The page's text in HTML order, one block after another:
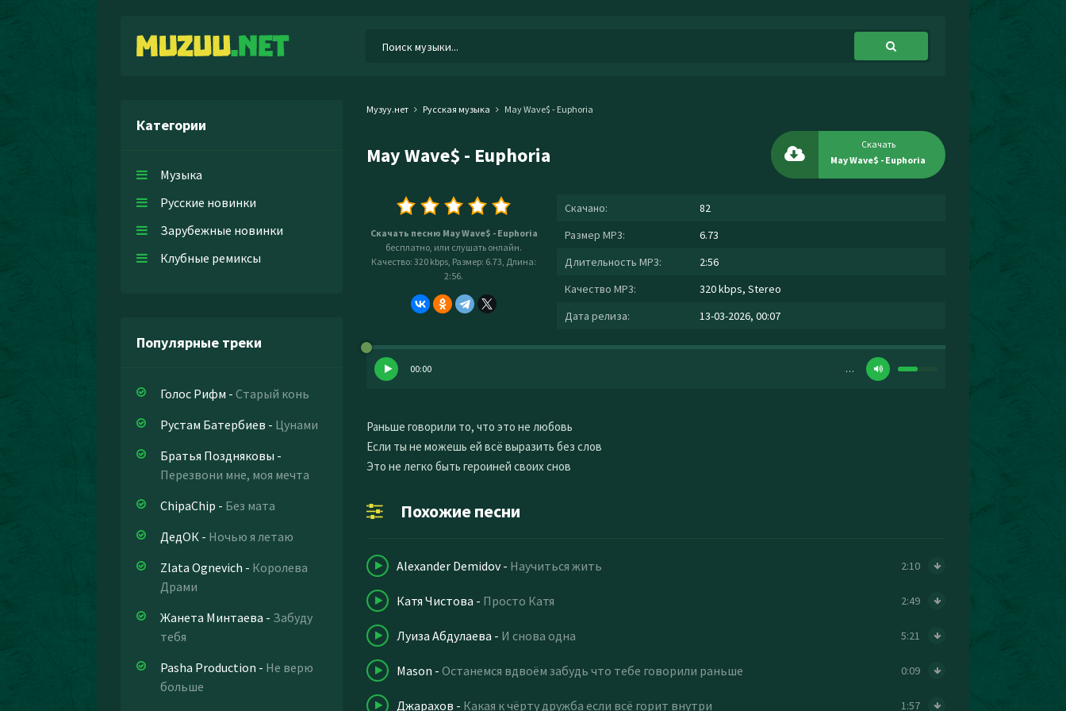
Категории
Музыка
Русские новинки
Зарубежные новинки
Клубные ремиксы
Популярные треки
Голос Рифм - Старый конь
Рустам Батербиев - Цунами
Братья Поздняковы -
Перезвони мне, моя мечта
ChipaChip - Без мата
ДедОК - Ночью я летаю
Zlata Ognevich - Королева
Драми
Жанета Минтаева - Забуду
тебя
Pasha Production - Не верю
больше
Музуу.нет Русская музыка May Wave$ - Euphoria
May Wave$ - Euphoria
Скачать
May Wave$ - Euphoria
Скачать песню May Wave$ - Euphoria
бесплатно, или слушать онлайн.
Качество: 320 kbps, Размер: 6.73, Длина:
2:56.
Скачано:
82
Размер MP3:
6.73
Длительность MP3:
2:56
Качество MP3:
320 kbps, Stereo
Дата релиза:
13-03-2026, 00:07
00:00 …
Раньше говорили то, что это не любовь
Если ты не можешь ей всё выразить без слов
Это не легко быть героиней своих снов
Похожие песни
Alexander Demidov- Научиться жить 2:10
Катя Чистова - Просто Катя 2:49
Луиза Абдулаева - И снова одна 5:21
Mason - Останемся вдвоём забудь что тебе говорили раньше 0:09
Джарахов - Какая к чёрту дружба если всё горит внутри 1:57